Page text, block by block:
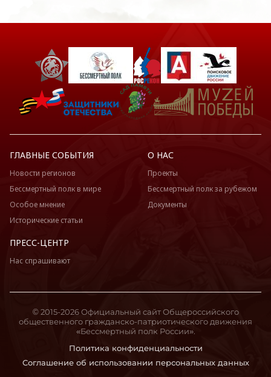
ГЛАВНЫЕ СОБЫТИЯ
Новости регионов
Бессмертный полк в мире
Особое мнение
Исторические статьи
О НАС
Проекты
Бессмертный полк за рубежом
Документы
ПРЕСС-ЦЕНТР
Нас спрашивают
Политика конфиденциальности
Соглашение об использовании персональных данных
© 2015-2026 Официальный сайт Общероссийского
общественного гражданско-патриотического движения
«Бессмертный полк России».